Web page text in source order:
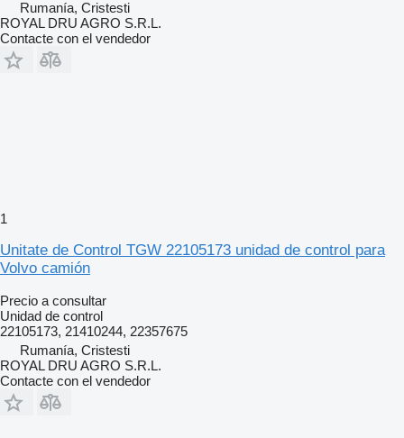
Rumanía, Cristesti
ROYAL DRU AGRO S.R.L.
Contacte con el vendedor
1
Unitate de Control TGW 22105173 unidad de control para
Volvo camión
Precio a consultar
Unidad de control
22105173, 21410244, 22357675
Rumanía, Cristesti
ROYAL DRU AGRO S.R.L.
Contacte con el vendedor